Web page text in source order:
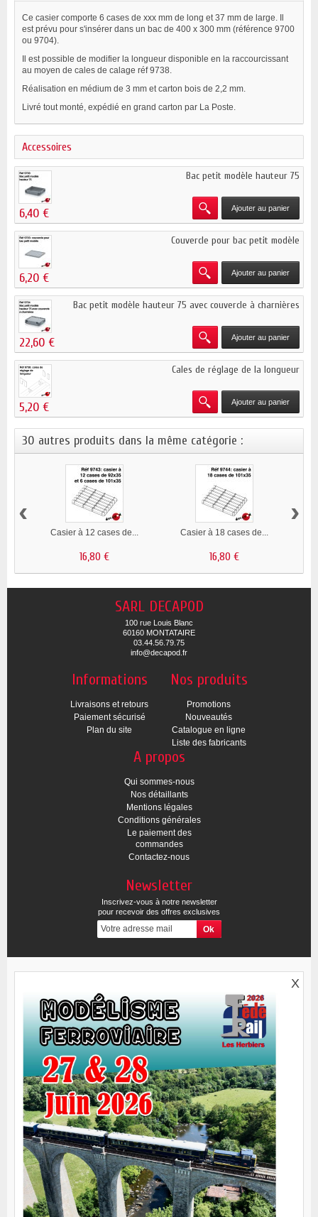
Ce casier comporte 6 cases de xxx mm de long et 37 mm de large. Il
est prévu pour s'insérer dans un bac de 400 x 300 mm (référence 9700
ou 9704).
Il est possible de modifier la longueur disponible en la raccourcissant
au moyen de cales de calage réf 9738.
Réalisation en médium de 3 mm et carton bois de 2,2 mm.
Livré tout monté, expédié en grand carton par La Poste.
Accessoires
Bac petit modèle hauteur 75
6,40 € Ajouter au panier
Couvercle pour bac petit modèle
6,20 € Ajouter au panier
Bac petit modèle hauteur 75 avec couvercle à charnières
22,60 € Ajouter au panier
Cales de réglage de la longueur
5,20 € Ajouter au panier
30 autres produits dans la même catégorie :
Casier à 12 cases de...
16,80 €
Casier à 18 cases de...
16,80 €
‹ ›
SARL DECAPOD
100 rue Louis Blanc
60160 MONTATAIRE
03.44.56.79.75
info@decapod.fr
Informations
Livraisons et retours
Paiement sécurisé
Plan du site
Nos produits
Promotions
Nouveautés
Catalogue en ligne
Liste des fabricants
A propos
Qui sommes-nous
Nos détaillants
Mentions légales
Conditions générales
Le paiement des
commandes
Contactez-nous
Newsletter
Inscrivez-vous à notre newsletter
pour recevoir des offres exclusives
X